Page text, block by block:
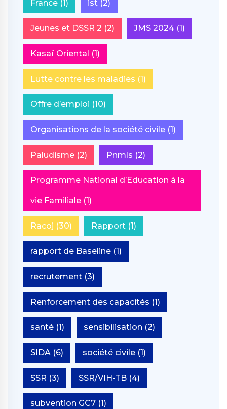
France (1) ist (2)
Jeunes et DSSR 2 (2) JMS 2024 (1)
Kasaï Oriental (1)
Lutte contre les maladies (1)
Offre d’emploi (10)
Organisations de la société civile (1)
Paludisme (2) Pnmls (2)
Programme National d’Education à la
vie Familiale (1)
Racoj (30) Rapport (1)
rapport de Baseline (1)
recrutement (3)
Renforcement des capacités (1)
santé (1) sensibilisation (2)
SIDA (6) société civile (1)
SSR (3) SSR/VIH-TB (4)
subvention GC7 (1)